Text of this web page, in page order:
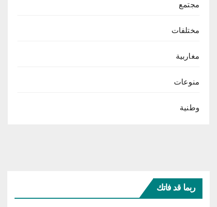
مجتمع
مختلفات
مغاربية
منوعات
وطنية
ربما قد فاتك